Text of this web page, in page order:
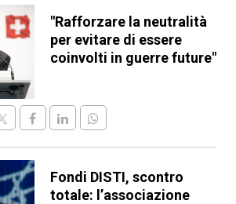
"Rafforzare la neutralità
per evitare di essere
coinvolti in guerre future"
Fondi DISTI, scontro
totale: l’associazione